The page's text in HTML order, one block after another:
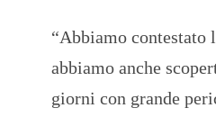
“Abbiamo contestato
abbiamo anche
giorni con grande